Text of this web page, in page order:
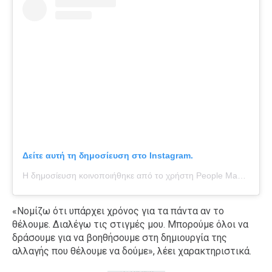
Δείτε αυτή τη δημοσίευση στο Instagram.
«Νομίζω ότι υπάρχει χρόνος για τα πάντα αν το
θέλουμε. Διαλέγω τις στιγμές μου. Μπορούμε όλοι να
δράσουμε για να βοηθήσουμε στη δημιουργία της
αλλαγής που θέλουμε να δούμε», λέει χαρακτηριστικά.